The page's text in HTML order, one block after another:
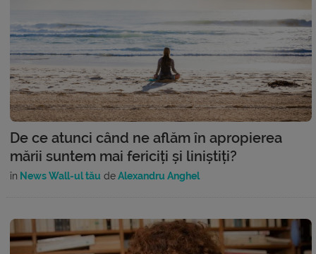
De ce atunci când ne aflăm în apropierea
mării suntem mai fericiți și liniștiți?
în News Wall-ul tău deAlexandru Anghel